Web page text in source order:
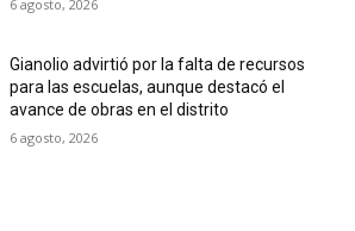
6 agosto, 2026
Gianolio advirtió por la falta de recursos
para las escuelas, aunque destacó el
avance de obras en el distrito
6 agosto, 2026